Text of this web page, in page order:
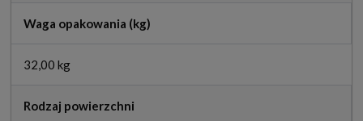
Waga opakowania (kg)
32,00 kg
Rodzaj powierzchni